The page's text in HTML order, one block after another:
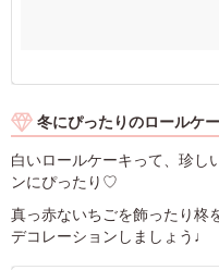
冬にぴったりのロールケ
白いロールケーキって、珍し
ンにぴったり♡
真っ赤ないちごを飾ったり柊
デコレーションしましょう♩